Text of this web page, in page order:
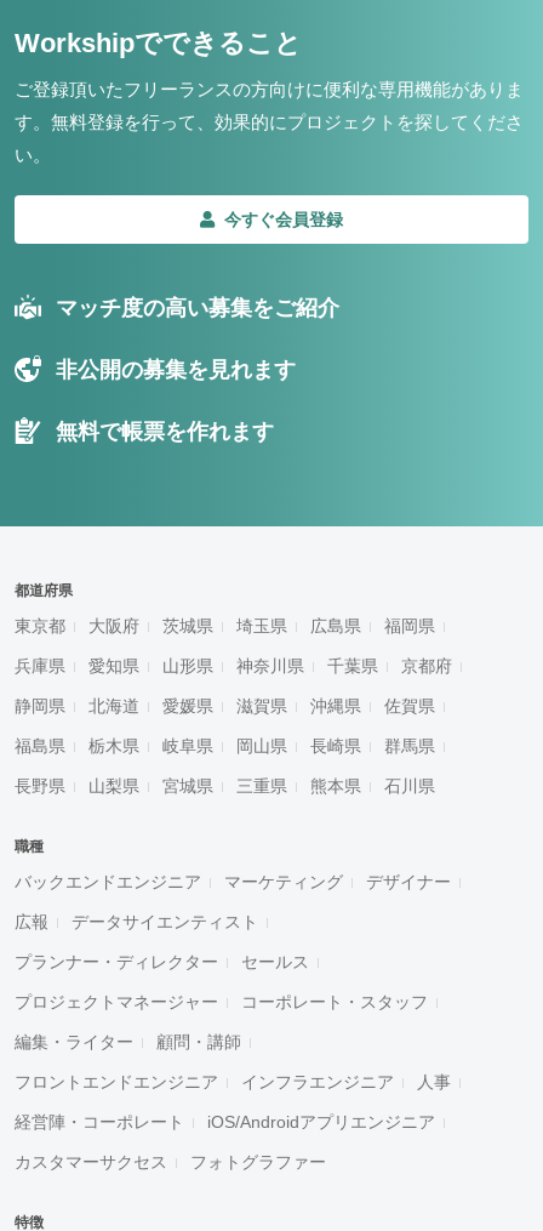
Workshipでできること
ご登録頂いたフリーランスの方向けに便利な専用機能がありま
す。 無料登録を行って、効果的にプロジェクトを探してくださ
い。
今すぐ会員登録
マッチ度の高い募集をご紹介
非公開の募集を見れます
無料で帳票を作れます
都道府県
東京都 大阪府 茨城県 埼玉県 広島県 福岡県
兵庫県 愛知県 山形県 神奈川県 千葉県 京都府
静岡県 北海道 愛媛県 滋賀県 沖縄県 佐賀県
福島県 栃木県 岐阜県 岡山県 長崎県 群馬県
長野県 山梨県 宮城県 三重県 熊本県 石川県
職種
バックエンドエンジニア マーケティング デザイナー
広報 データサイエンティスト
プランナー・ディレクター セールス
プロジェクトマネージャー コーポレート・スタッフ
編集・ライター 顧問・講師
フロントエンドエンジニア インフラエンジニア 人事
経営陣・コーポレート iOS/Androidアプリエンジニア
カスタマーサクセス フォトグラファー
特徴